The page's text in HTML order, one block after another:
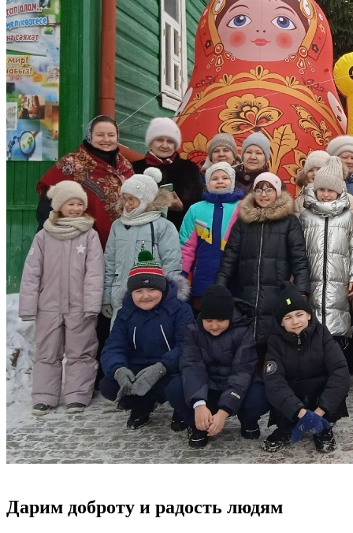
Дарим доброту и радость людям